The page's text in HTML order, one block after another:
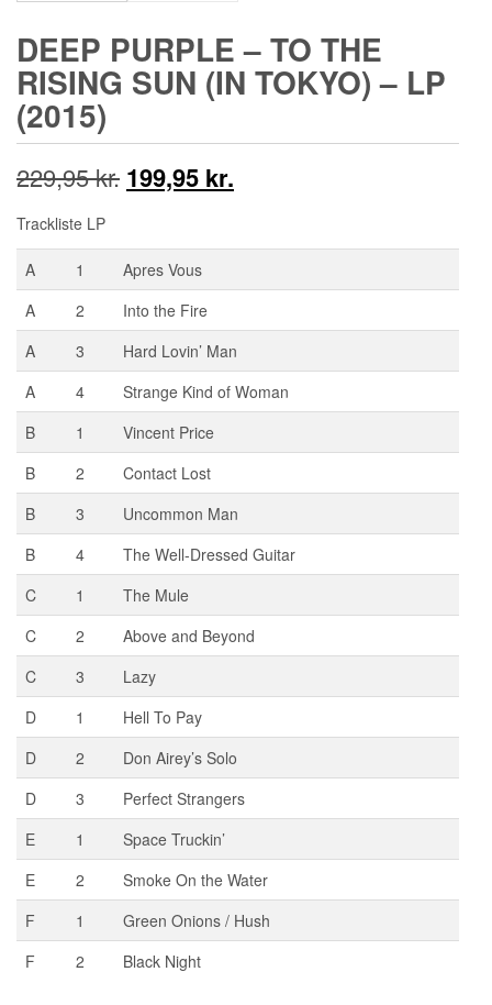
DEEP PURPLE – TO THE
RISING SUN (IN TOKYO) – LP
(2015)
229,95kr. Den
pris
var:
229,95 kr..
199,95 kr.
199,95 kr..
Trackliste LP
A 1
Apres Vous
A
2
Into the Fire
A
3
Hard Lovin’ Man
A
4
Strange Kind of Woman
B
1
Vincent Price
B
2
Contact Lost
B
3
Uncommon Man
B
4
The Well-Dressed Guitar
C
1
The Mule
C
2
Above and Beyond
C
3
Lazy
D
1
Hell To Pay
D
2
Don Airey’s Solo
D
3
Perfect Strangers
E
1
Space Truckin’
E
2
Smoke On the Water
F
1
Green Onions / Hush
F
2 Black Night